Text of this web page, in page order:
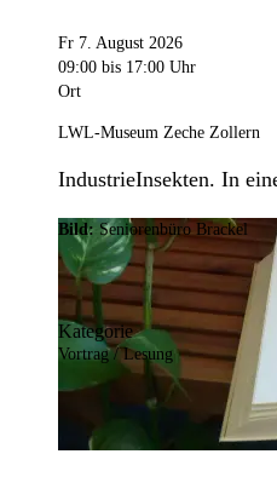
Fr 7. August 2026
09:00 bis 17:00 Uhr
Ort
LWL-Museum Zeche Zollern
IndustrieInsekten. In
Bild: Seniorenbüro Brackel
Kategorie
Vortrag / Lesung